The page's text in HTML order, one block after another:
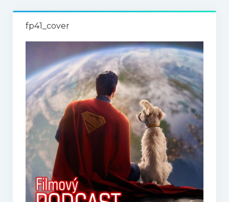
ÚVOD
PODCASTY
Filmový PODCAST
Live
Sólo
RECENZE
Trailerpool
fp41_cover